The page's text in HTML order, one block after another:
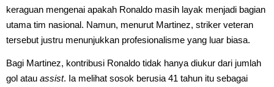
keraguan mengenai apakah Ronaldo masih layak menjadi bagian
utama tim nasional. Namun, menurut Martinez, striker veteran
tersebut justru menunjukkan profesionalisme yang luar biasa.
Bagi Martinez, kontribusi Ronaldo tidak hanya diukur dari jumlah
gol atau assist. Ia melihat sosok berusia 41 tahun itu sebagai